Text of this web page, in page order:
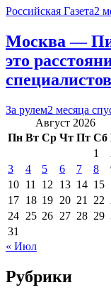
Российская Газета2
Москва —
это
специалистов
За рулем2 месяца
Август 2026
Пн Вт Ср Чт Пт Сб
1
3
4 5 6 7 8
10 11 12 13 14 15
17 18 19 20 21 22
24 25 26 27 28 29
31
« Июл
Рубрики